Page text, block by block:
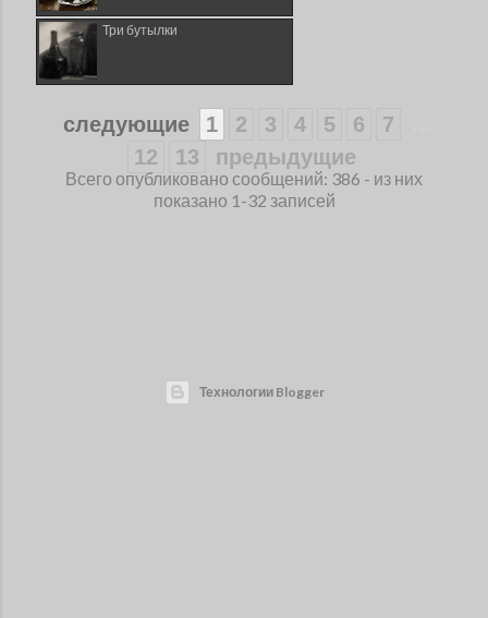
Три бутылки
следующие 1 2 3 4 5 6 7
12 13 предыдущие
Всего опубликовано сообщений: 386 - из них
показано 1-32 записей
Технологии Blogger